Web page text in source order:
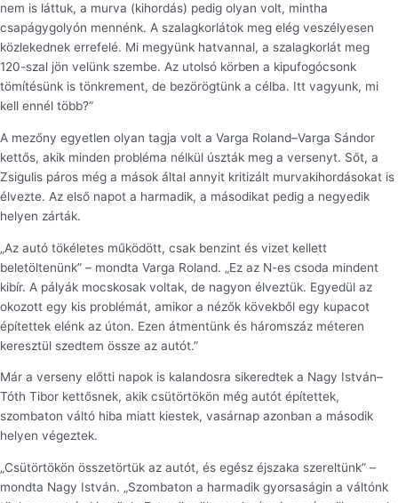
nem is láttuk, a murva (kihordás) pedig olyan volt, mintha
csapágygolyón mennénk. A szalagkorlátok meg elég veszélyesen
közlekednek errefelé. Mi megyünk hatvannal, a szalagkorlát meg
120-szal jön velünk szembe. Az utolsó körben a kipufogócsonk
tömítésünk is tönkrement, de bezörögtünk a célba. Itt vagyunk, mi
kell ennél több?”
A mezőny egyetlen olyan tagja volt a Varga Roland–Varga Sándor
kettős, akik minden probléma nélkül úszták meg a versenyt. Sőt, a
Zsigulis páros még a mások által annyit kritizált murvakihordásokat is
élvezte. Az első napot a harmadik, a másodikat pedig a negyedik
helyen zárták.
„Az autó tökéletes működött, csak benzint és vizet kellett
beletöltenünk” – mondta Varga Roland. „Ez az N-es csoda mindent
kibír. A pályák mocskosak voltak, de nagyon élveztük. Egyedül az
okozott egy kis problémát, amikor a nézők kövekből egy kupacot
építettek elénk az úton. Ezen átmentünk és háromszáz méteren
keresztül szedtem össze az autót.”
Már a verseny előtti napok is kalandosra sikeredtek a Nagy István–
Tóth Tibor kettősnek, akik csütörtökön még autót építettek,
szombaton váltó hiba miatt kiestek, vasárnap azonban a második
helyen végeztek.
„Csütörtökön összetörtük az autót, és egész éjszaka szereltünk” –
mondta Nagy István. „Szombaton a harmadik gyorsaságin a váltónk